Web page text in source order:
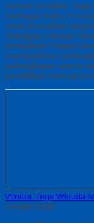
Rumah produksi Toga
Berbagai Seksi
untuk konsultasi
Dianggap sebagai
pendidikan Pribadi
membutuhkan
perlengkapan utama
pendidikan mencari
Vendor Toga Wisuda
14 April 2026